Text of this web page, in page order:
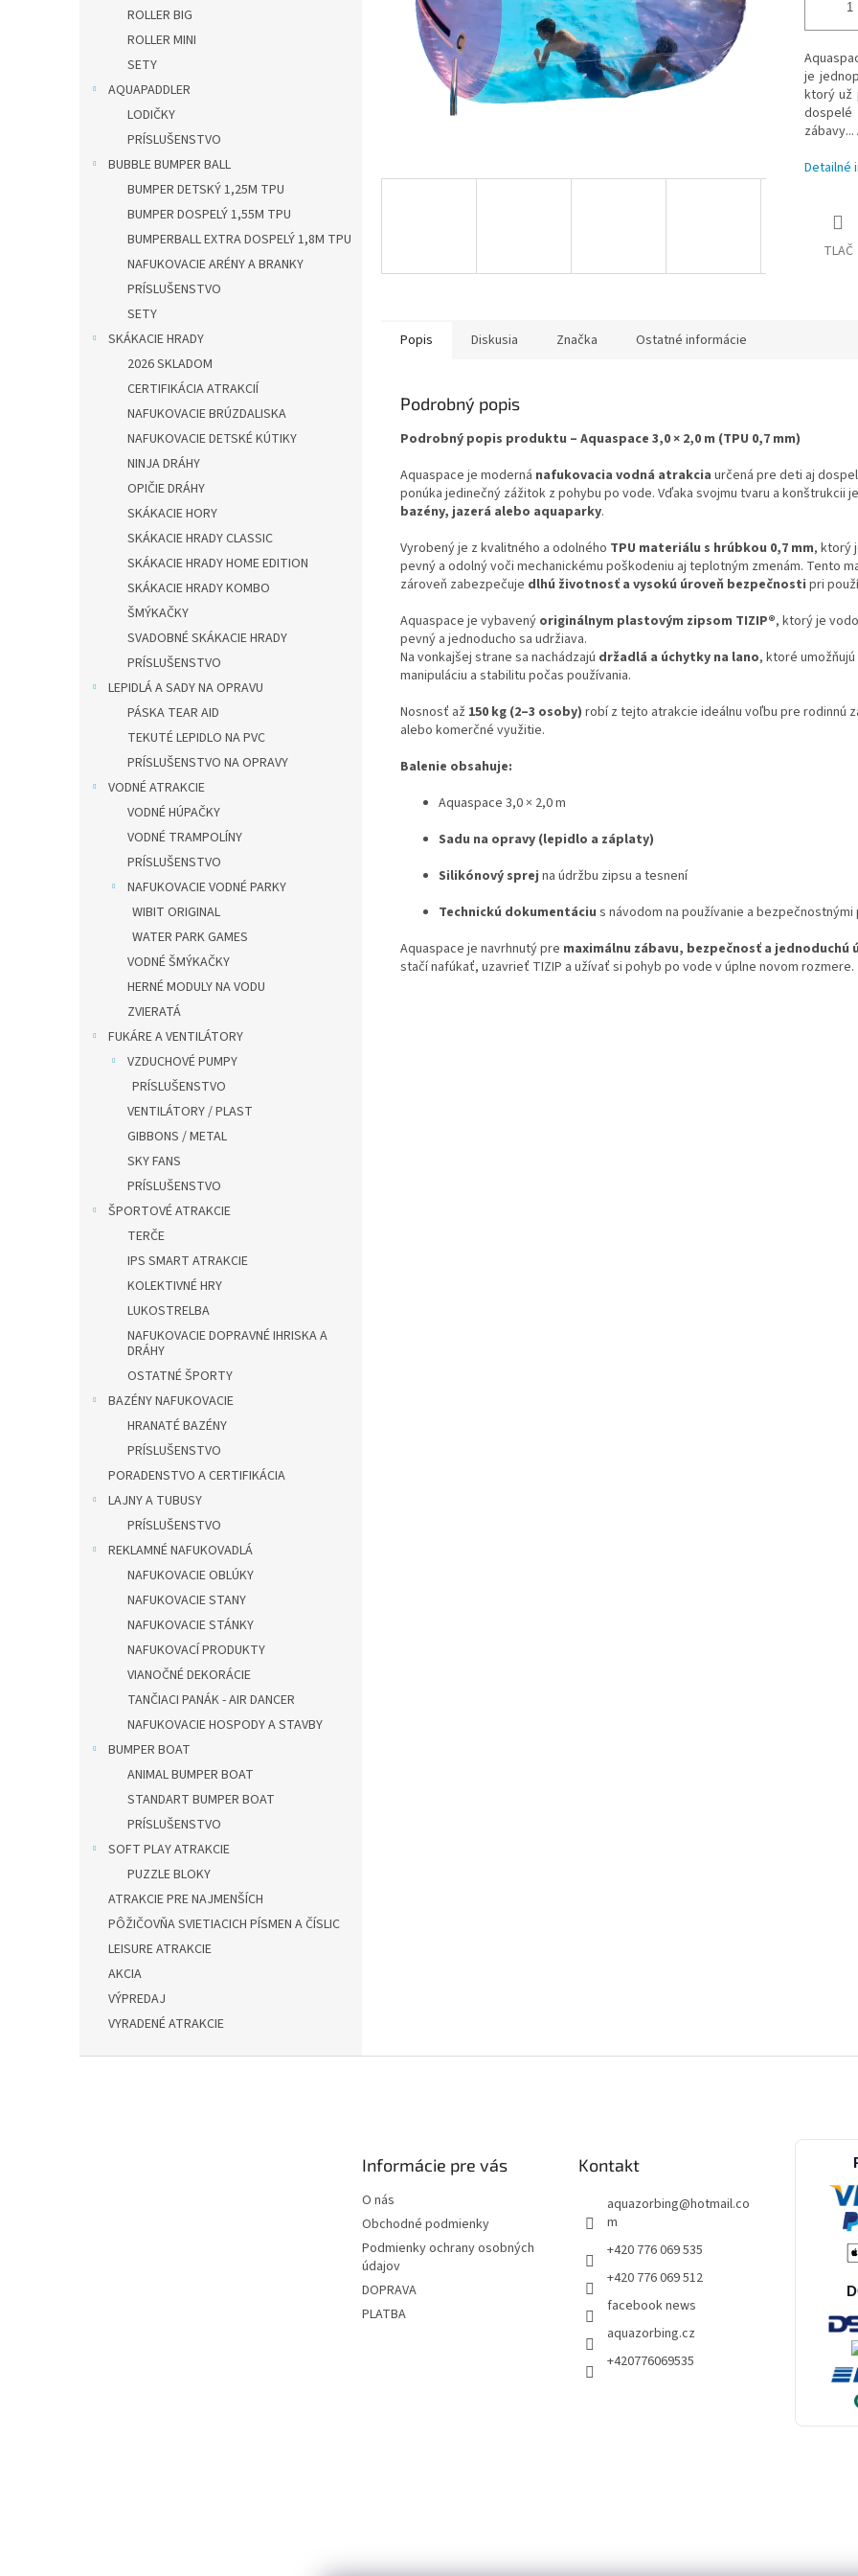
ROLLER BIG
ROLLER MINI
SETY
AQUAPADDLER
LODIČKY
PRÍSLUŠENSTVO
BUBBLE BUMPER BALL
BUMPER DETSKÝ 1,25M TPU
BUMPER DOSPELÝ 1,55M TPU
BUMPERBALL EXTRA DOSPELÝ 1,8M TPU
NAFUKOVACIE ARÉNY A BRANKY
PRÍSLUŠENSTVO
SETY
SKÁKACIE HRADY
2026 SKLADOM
CERTIFIKÁCIA ATRAKCIÍ
NAFUKOVACIE BRÚZDALISKA
NAFUKOVACIE DETSKÉ KÚTIKY
NINJA DRÁHY
OPIČIE DRÁHY
SKÁKACIE HORY
SKÁKACIE HRADY CLASSIC
SKÁKACIE HRADY HOME EDITION
SKÁKACIE HRADY KOMBO
ŠMÝKAČKY
SVADOBNÉ SKÁKACIE HRADY
PRÍSLUŠENSTVO
LEPIDLÁ A SADY NA OPRAVU
PÁSKA TEAR AID
TEKUTÉ LEPIDLO NA PVC
PRÍSLUŠENSTVO NA OPRAVY
VODNÉ ATRAKCIE
VODNÉ HÚPAČKY
VODNÉ TRAMPOLÍNY
PRÍSLUŠENSTVO
NAFUKOVACIE VODNÉ PARKY
WIBIT ORIGINAL
WATER PARK GAMES
VODNÉ ŠMÝKAČKY
HERNÉ MODULY NA VODU
ZVIERATÁ
FUKÁRE A VENTILÁTORY
VZDUCHOVÉ PUMPY
PRÍSLUŠENSTVO
VENTILÁTORY / PLAST
GIBBONS / METAL
SKY FANS
PRÍSLUŠENSTVO
ŠPORTOVÉ ATRAKCIE
TERČE
IPS SMART ATRAKCIE
KOLEKTIVNÉ HRY
LUKOSTRELBA
NAFUKOVACIE DOPRAVNÉ IHRISKA A
DRÁHY
OSTATNÉ ŠPORTY
BAZÉNY NAFUKOVACIE
HRANATÉ BAZÉNY
PRÍSLUŠENSTVO
PORADENSTVO A CERTIFIKÁCIA
LAJNY A TUBUSY
PRÍSLUŠENSTVO
REKLAMNÉ NAFUKOVADLÁ
NAFUKOVACIE OBLÚKY
NAFUKOVACIE STANY
NAFUKOVACIE STÁNKY
NAFUKOVACÍ PRODUKTY
VIANOČNÉ DEKORÁCIE
TANČIACI PANÁK - AIR DANCER
NAFUKOVACIE HOSPODY A STAVBY
BUMPER BOAT
ANIMAL BUMPER BOAT
STANDART BUMPER BOAT
PRÍSLUŠENSTVO
SOFT PLAY ATRAKCIE
PUZZLE BLOKY
ATRAKCIE PRE NAJMENŠÍCH
PÔŽIČOVŇA SVIETIACICH PÍSMEN A ČÍSLIC
LEISURE ATRAKCIE
AKCIA
VÝPREDAJ
VYRADENÉ ATRAKCIE
je
ktorý už
Detailné
TLAČ
Popis Diskusia Značka Ostatné informácie
Podrobný popis
Podrobný popis produktu – Aquaspace 3,0 × 2,0 m (TPU 0,7 mm)
Aquaspace je moderná nafukovacia vodná atrakcia určená pre deti aj
ponúka jedinečný zážitok z pohybu po vode. Vďaka svojmu tvaru a konštrukcii
bazény, jazerá alebo aquaparky.
Vyrobený je z kvalitného a odolného TPU materiálu s hrúbkou 0,7 mm, ktorý
pevný a odolný voči mechanickému poškodeniu aj teplotným zmenám. Tento
zároveň zabezpečuje dlhú životnosť a vysokú úroveň bezpečnosti pri
Aquaspace je vybavený originálnym plastovým zipsom TIZIP®, ktorý je
pevný a jednoducho sa udržiava.
Na vonkajšej strane sa nachádzajú držadlá a úchytky na lano, ktoré
manipuláciu a stabilitu počas používania.
Nosnosť až 150 kg (2–3 osoby) robí z tejto atrakcie ideálnu voľbu pre rodinnú
alebo komerčné využitie.
Balenie obsahuje:
Aquaspace 3,0 × 2,0 m
Sadu na opravy (lepidlo a záplaty)
Silikónový sprej na údržbu zipsu a tesnení
Technickú dokumentáciu s návodom na používanie a bezpečnostnými
Aquaspace je navrhnutý pre maximálnu zábavu, bezpečnosť a jednoduchú
stačí nafúkať, uzavrieť TIZIP a užívať si pohyb po vode v úplne novom rozmere.
Informácie pre vás
O nás
Obchodné podmienky
Podmienky ochrany osobných
údajov
DOPRAVA
PLATBA
Kontakt
aquazorbing@hotmail.co
m
+420 776 069 535
+420 776 069 512
facebook news
aquazorbing.cz
+420776069535